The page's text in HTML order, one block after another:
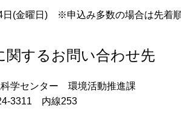
日(金曜日) ※申込み多数の場合は先着
関するお問い合わせ先
学センター 環境活動推進課
3311 内線253